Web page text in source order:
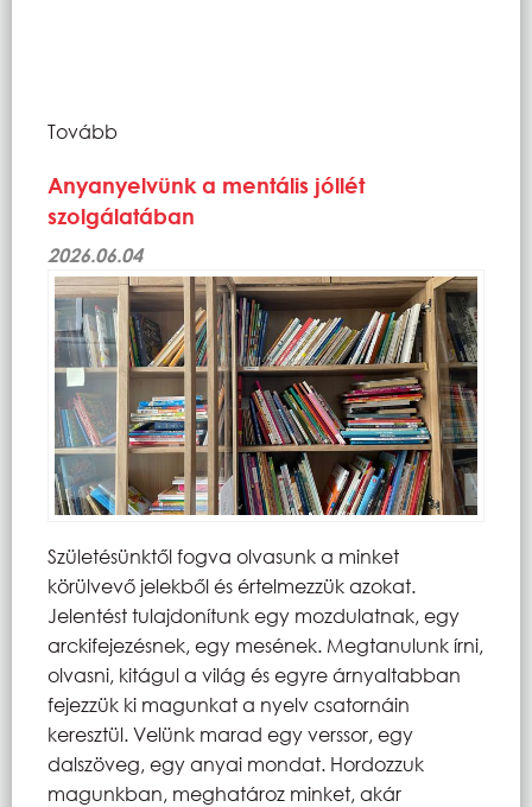
Tovább
Anyanyelvünk a mentális jóllét
szolgálatában
2026.06.04
Születésünktől fogva olvasunk a minket
körülvevő jelekből és értelmezzük azokat.
Jelentést tulajdonítunk egy mozdulatnak, egy
arckifejezésnek, egy mesének. Megtanulunk írni,
olvasni, kitágul a világ és egyre árnyaltabban
fejezzük ki magunkat a nyelv csatornáin
keresztül. Velünk marad egy verssor, egy
dalszöveg, egy anyai mondat. Hordozzuk
magunkban, meghatároz minket, akár